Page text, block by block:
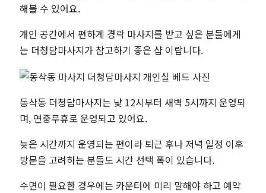
해볼 수 있어요.
개인 공간에서 편하게 경락 마사지를 받고 싶은 분들에게
는 더청담마사지가 참고하기 좋은 샵 이랍니다.
동삭동 더청담마사지는 낮 12시부터 새벽 5시까지 운영되
며, 연중무휴로 운영되고 있어요.
늦은 시간까지 운영되는 편이라 퇴근 후나 저녁 일정 이후
방문을 고려하는 분들도 시간 선택 폭이 있습니다.
수면이 필요한 경우에는 카운터에 미리 말해야 하고 예약